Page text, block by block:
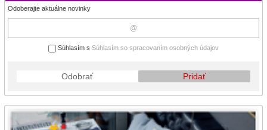
Odoberajte aktuálne novinky
Súhlasím s Súhlasím so spracovaním osobných údajov
Odobrať Pridať